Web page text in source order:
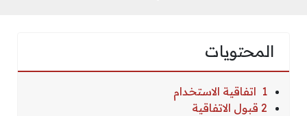
المحتويات
1 اتفاقية الاستخدام
2 قبول الاتفاقية